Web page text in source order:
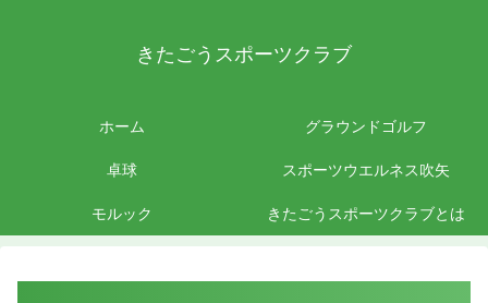
きたごうスポーツクラブ
ホーム グラウンドゴルフ
卓球 スポーツウエルネス吹矢
モルック きたごうスポーツクラブとは